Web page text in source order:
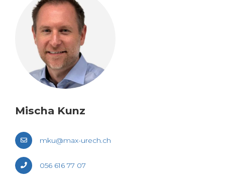
Mischa Kunz
mku@​max-​urech.​ch
056 616 77 07